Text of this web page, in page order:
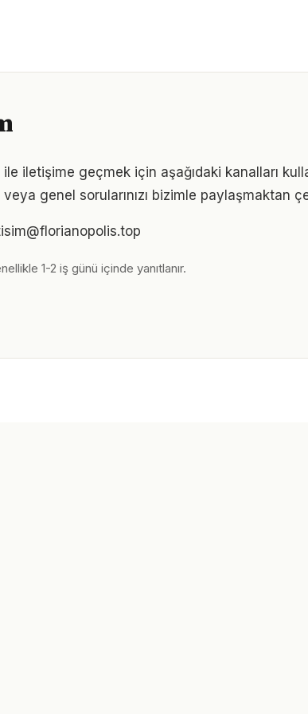
ile iletişime geçmek için aşağıdaki kanalları
genel sorularınızı bizimle paylaşmaktan
1-2 iş günü içinde yanıtlanır.